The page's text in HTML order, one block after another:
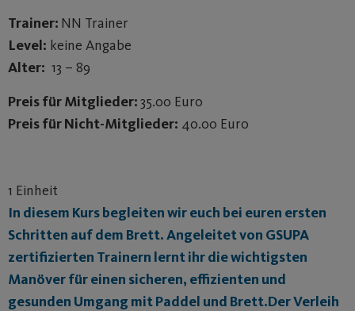
Trainer: NN Trainer
Level: keine Angabe
Alter: 13 – 89
Preis für Mitglieder:35.00 Euro
Preis für Nicht-Mitglieder: 40.00 Euro
1 Einheit
In diesem Kurs begleiten wir euch bei euren ersten
Schritten auf dem Brett. Angeleitet von GSUPA
zertifizierten Trainern lernt ihr die wichtigsten
Manöver für einen sicheren, effizienten und
gesunden Umgang mit Paddel und Brett.Der Verleih